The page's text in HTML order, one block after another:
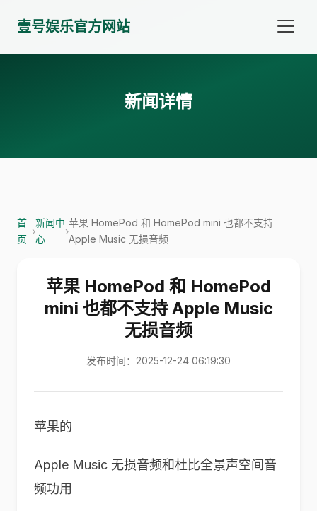
壹号娱乐官方网站
新闻详情
首
页
›
新闻中
心
›
苹果 HomePod 和 HomePod mini 也都不支持
Apple Music 无损音频
苹果 HomePod 和 HomePod
mini 也都不支持 Apple Music
无损音频
发布时间：2025-12-24 06:19:30
苹果的
Apple Music 无损音频和杜比全景声空间音
频功用